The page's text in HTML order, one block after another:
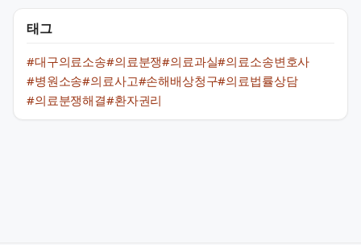
태그
#대구의료소송#의료분쟁#의료과실#의료소송변호사
#병원소송#의료사고#손해배상청구#의료법률상담
#의료분쟁해결#환자권리